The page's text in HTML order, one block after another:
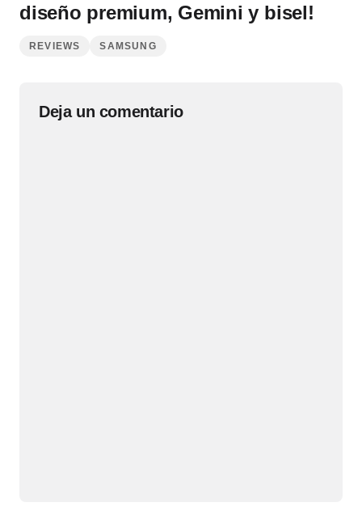
diseño premium, Gemini y bisel!
REVIEWS SAMSUNG
Deja un comentario